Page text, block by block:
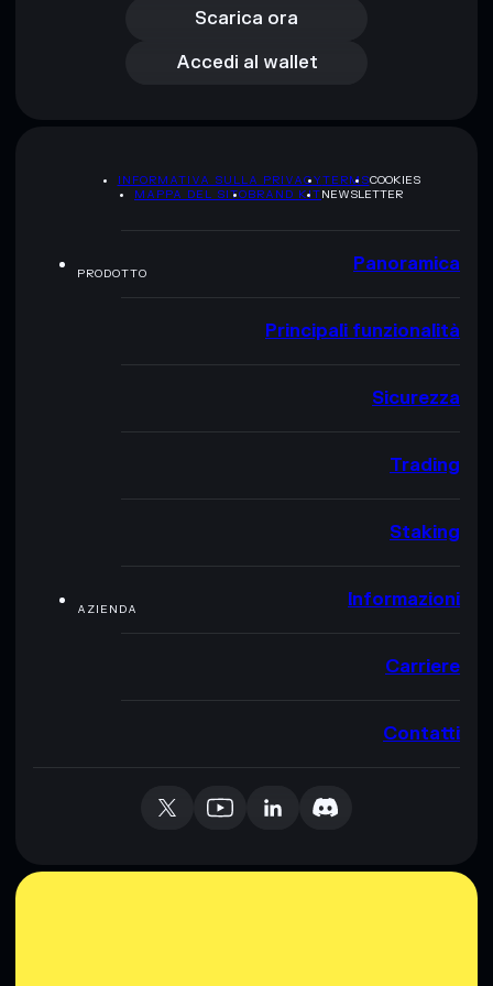
Scarica ora
Accedi al wallet
Accedi al wallet
INFORMATIVA SULLA PRIVACYTERMSCOOKIES
MAPPA DEL SITOBRAND KITNEWSLETTER
PRODOTTO Panoramica
Principali funzionalità
Sicurezza
Trading
Staking
AZIENDA Informazioni
Carriere
Contatti